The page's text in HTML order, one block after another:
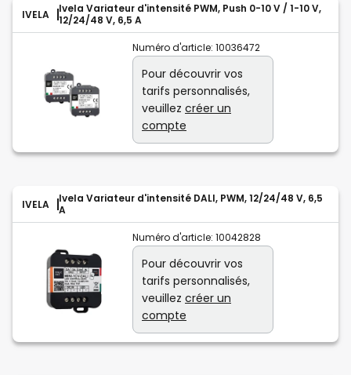
IVELA
Ivela Variateur d'intensité PWM, Push 0-10 V / 1-10 V,
12/24/48 V, 6,5 A
Numéro d'article: 10036472
Pour découvrir vos
tarifs personnalisés,
veuillez créer un
compte
IVELA
Ivela Variateur d'intensité DALI, PWM, 12/24/48 V, 6,5
A
Numéro d'article: 10042828
Pour découvrir vos
tarifs personnalisés,
veuillez créer un
compte